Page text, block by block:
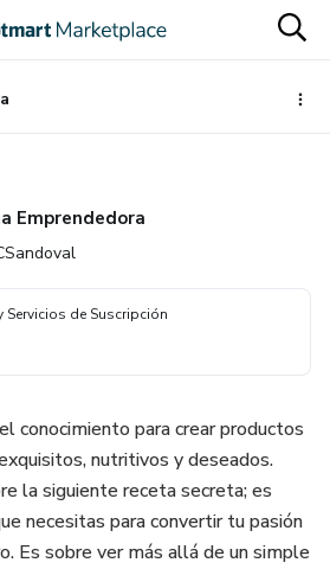
Emprendedora
Servicios de Suscripción
conocimiento para crear productos
nutritivos y deseados.
la siguiente receta secreta; es
necesitas para convertir tu pasión
Es sobre ver más allá de un simple